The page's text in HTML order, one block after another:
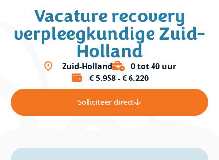
Vacature recovery
verpleegkundige Zuid-
Holland
Zuid-Holland
0 tot 40 uur
€ 5.958 - € 6.220
Solliciteer direct